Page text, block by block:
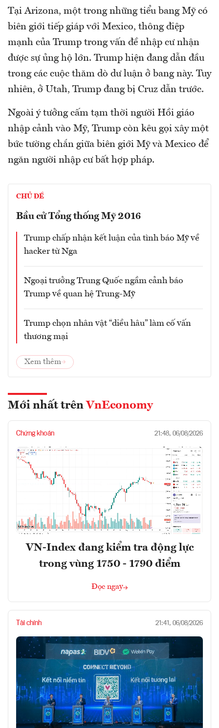
Tại Arizona, một trong những tiểu bang Mỹ có
biên giới tiếp giáp với Mexico, thông điệp
mạnh của Trump trong vấn đề nhập cư nhận
được sự ủng hộ lớn. Trump hiện đang dẫn đầu
trong các cuộc thăm dò dư luận ở bang này. Tuy
nhiên, ở Utah, Trump đang bị Cruz dẫn trước.
Ngoài ý tưởng cấm tạm thời người Hồi giáo
nhập cảnh vào Mỹ, Trump còn kêu gọi xây một
bức tường chắn giữa biên giới Mỹ và Mexico để
ngăn người nhập cư bất hợp pháp.
CHỦ ĐỀ
Bầu cử Tổng thống Mỹ 2016
Trump chấp nhận kết luận của tình báo Mỹ về
hacker từ Nga
Ngoại trưởng Trung Quốc ngầm cảnh báo
Trump về quan hệ Trung-Mỹ
Trump chọn nhân vật “diều hâu” làm cố vấn
thương mại
Xem thêm
Mới nhất trên VnEconomy
Chứng khoán 21:48, 06/08/2026
VN-Index đang kiểm tra động lực
trong vùng 1750 - 1790 điểm
Đọc ngay
Tài chính 21:41, 06/08/2026